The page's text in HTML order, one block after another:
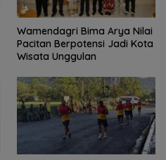
Wamendagri Bima Arya Nilai
Pacitan Berpotensi Jadi Kota
Wisata Unggulan